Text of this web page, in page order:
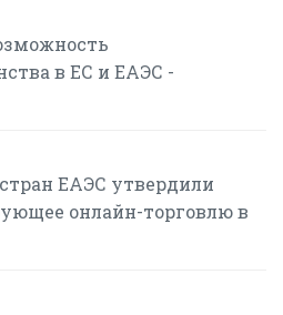
в ЕС и ЕАЭС -
ЕАЭС утвердили
онлайн-торговлю в